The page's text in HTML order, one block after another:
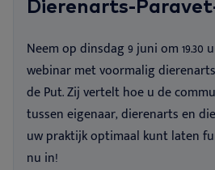
Nextview portal
NO
Dansk
Deutsch
English
Español
Dierenarts-
Neem op dinsdag 9 juni om 19.30
webinar met voormalig
de Put. Zij vertelt hoe u de
tussen eigenaar, dierenarts en
uw praktijk optimaal kunt laten
nu in!